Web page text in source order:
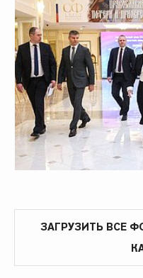
ЗАГРУЗИТЬ ВСЕ